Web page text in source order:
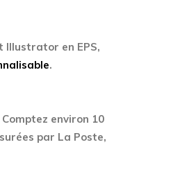
Illustrator en EPS,
.
environ 10
par La Poste,